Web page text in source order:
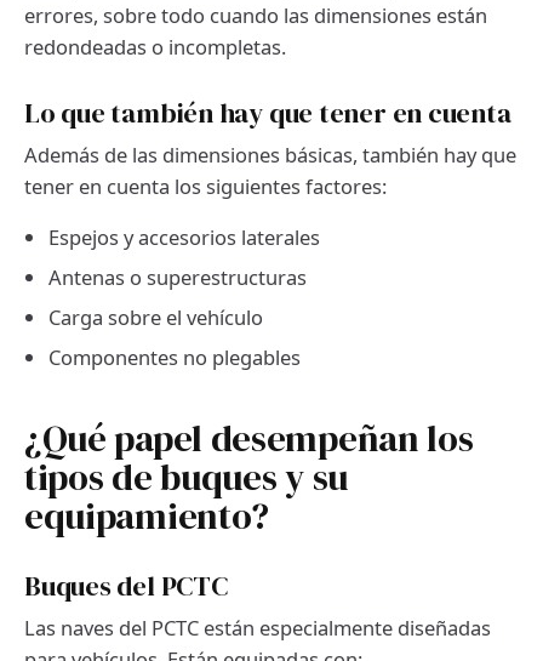
errores, sobre todo cuando las dimensiones están
redondeadas o incompletas.
Lo que también hay que tener en cuenta
Además de las dimensiones básicas, también hay que
tener en cuenta los siguientes factores:
Espejos y accesorios laterales
Antenas o superestructuras
Carga sobre el vehículo
Componentes no plegables
¿Qué papel desempeñan los
tipos de buques y su
equipamiento?
Buques del PCTC
Las naves del PCTC están especialmente diseñadas